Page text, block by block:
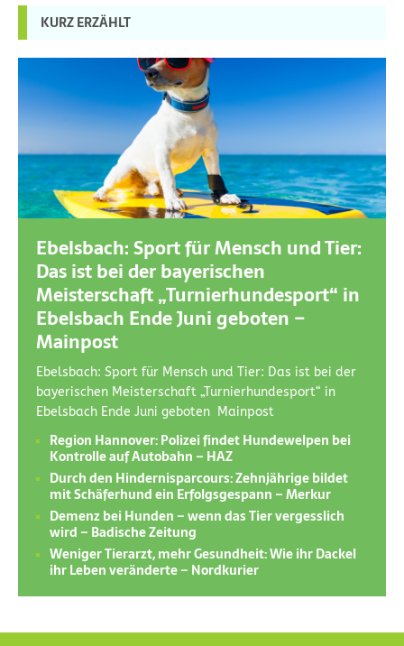
KURZ ERZÄHLT
Ebelsbach: Sport für Mensch und Tier:
Das ist bei der bayerischen
Meisterschaft „Turnierhundesport“ in
Ebelsbach Ende Juni geboten –
Mainpost
Ebelsbach: Sport für Mensch und Tier: Das ist bei der
bayerischen Meisterschaft „Turnierhundesport“ in
Ebelsbach Ende Juni geboten Mainpost
Region Hannover: Polizei findet Hundewelpen bei
Kontrolle auf Autobahn – HAZ
Durch den Hindernisparcours: Zehnjährige bildet
mit Schäferhund ein Erfolgsgespann – Merkur
Demenz bei Hunden – wenn das Tier vergesslich
wird – Badische Zeitung
Weniger Tierarzt, mehr Gesundheit: Wie ihr Dackel
ihr Leben veränderte – Nordkurier